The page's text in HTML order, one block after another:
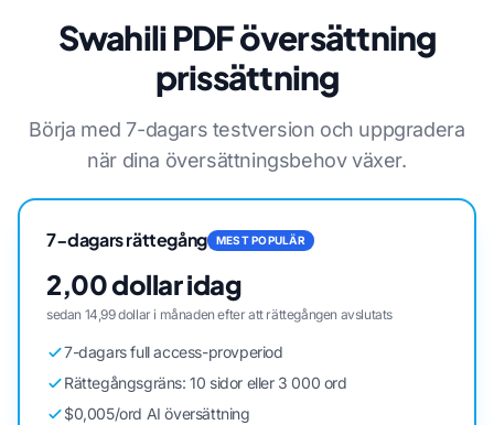
Swahili PDF översättning
prissättning
Börja med 7-dagars testversion och uppgradera
när dina översättningsbehov växer.
7-dagars rättegång MEST POPULÄR
2,00 dollar idag
sedan 14,99 dollar i månaden efter att rättegången avslutats
7-dagars full access-provperiod
Rättegångsgräns: 10 sidor eller 3 000 ord
$0,005/ord AI översättning